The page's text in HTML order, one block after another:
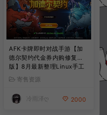
AFK卡牌即时对战手游【加
德尔契约代金券内购修复
版】8月最新整理Linux手工
服务端+前后端全套源码+CD
K授权后台+安卓苹果双端
+详细搭建教程+视频教程
寄售资源
冷雨泽ღ 2000